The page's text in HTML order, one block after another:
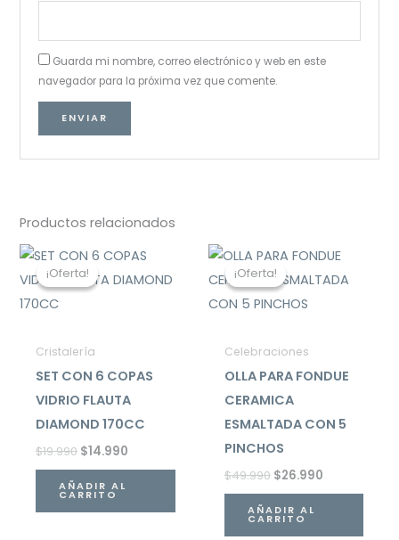
Guarda mi nombre, correo electrónico y web en este
navegador para la próxima vez que comente.
Productos relacionados
¡Oferta!
¡Oferta!
Cristalería
SET CON 6 COPAS
VIDRIO FLAUTA
DIAMOND 170CC
$19.990
El
precio
original
era:
$14.990
El
actual
AÑADIR AL
CARRITO
¡Oferta!
¡Oferta!
Celebraciones
OLLA PARA FONDUE
CERAMICA
ESMALTADA CON 5
PINCHOS
$49.990
El
precio
original
era:
$49.990.
$26.990
El
actual
AÑADIR AL
CARRITO